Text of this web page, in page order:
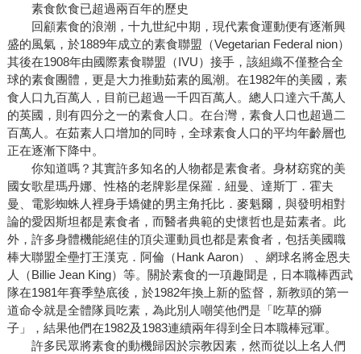
素食飲食已超過兩百年的歷史
回顧素食的浪潮，十九世紀中期，現代素食運動便有逐漸興
盛的風氣，於1889年成立的素食聯盟（Vegetarian Federal nion）
其後在1908年由國際素食聯盟（IVU）接手，該組織不僅整合全
球的素食團體，更是大力推動茹素的風潮。在1982年的美國，素
食人口九百萬人，目前已超過一千四百萬人。總人口達六千萬人
的英國，則有四分之一的素食人口。在台灣，素食人口也超過二
百萬人。在茹素人口增加的同時，全球素食人口的平均年齡層也
正在逐漸下降中。
你知道嗎？其實許多知名的人物都是素食者。身材窈窕的美
國女歌星瑪丹娜、性格的老牌影星保羅．紐曼、達斯丁．霍夫
曼、電影蜘蛛人裡身手矯健的男主角托比．麥魁爾，與發明相對
論的愛因斯坦都是素食者，而醫者典範的史懷哲也是茹素者。此
外，許多身體機能絕佳的頂尖運動員也都是素食者，包括美國職
棒大聯盟全壘打王漢克．阿倫（Hank Aaron） 、網球名將金恩夫
人（Billie Jean King）等。關於素食的一項趣聞是，日本職棒西武
隊在1981年賽季墊底後，於1982年換上新的監督，新教頭的第一
道命令就是全體隊員吃素，為此別人嘲笑他們是「吃草的獅
子」，結果他們在1982及1983連續兩年得到全日本職棒冠軍。
許多民眾將素食的動機歸因於宗教因素，然而從以上名人們